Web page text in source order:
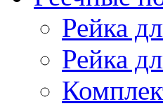
Рейка
Рейка